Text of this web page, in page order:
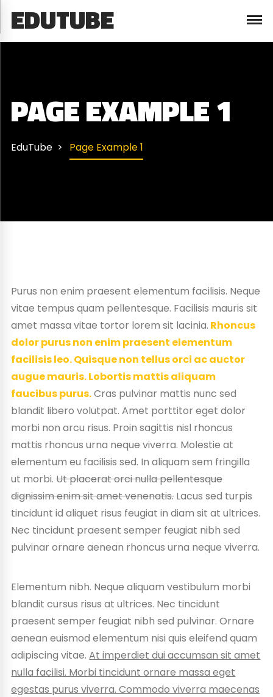
EDUTUBE
PAGE EXAMPLE 1
EduTube Page Example 1
Purus non enim praesent elementum facilisis. Neque
vitae tempus quam pellentesque. Facilisis mauris sit
amet massa vitae tortor lorem sit lacinia. Rhoncus
dolor purus non enim praesent elementum
facilisis leo. Quisque non tellus orci ac auctor
augue mauris. Lobortis mattis aliquam
faucibus purus.Cras pulvinar mattis nunc sed
blandit libero volutpat. Amet porttitor eget dolor
morbi non arcu risus. Proin sagittis nisl rhoncus
mattis rhoncus urna neque viverra. Molestie at
elementum eu facilisis sed. In aliquam sem fringilla
ut morbi.Ut placerat orci nulla pellentesque
dignissim enim sit amet venenatis.Lacus sed turpis
tincidunt id aliquet risus feugiat in diam sit at ultrices.
Nec tincidunt praesent semper feugiat nibh sed
pulvinar ornare aenean rhoncus urna neque viverra.
Elementum nibh. Neque aliquam vestibulum morbi
blandit cursus risus at ultrices. Nec tincidunt
praesent semper feugiat nibh sed pulvinar. Ornare
aenean euismod elementum nisi quis eleifend quam
adipiscing vitae.At imperdiet dui accumsan sit amet
nulla facilisi. Morbi tincidunt ornare massa eget
egestas purus viverra. Commodo viverra maecenas